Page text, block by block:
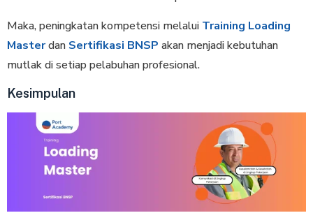
Maka, peningkatan kompetensi melalui Training Loading
Masterdan Sertifikasi BNSP akan menjadi kebutuhan
mutlak di setiap pelabuhan profesional.
Kesimpulan